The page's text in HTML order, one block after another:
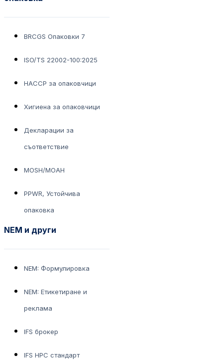
BRCGS Опаковки 7
ISO/TS 22002-100:2025
HACCP за опаковчици
Хигиена за опаковчици
Декларации за
съответствие
MOSH/MOAH
PPWR, Устойчива
опаковка
NEM и други
NEM: Формулировка
NEM: Етикетиране и
реклама
IFS брокер
IFS HPC стандарт